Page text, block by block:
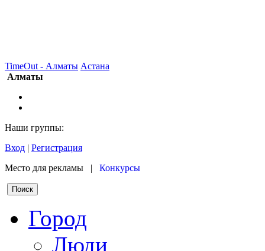
TimeOut - Алматы Астана
Алматы
Наши группы:
Вход | Регистрация
Место для рекламы | Конкурсы
Город
Люди